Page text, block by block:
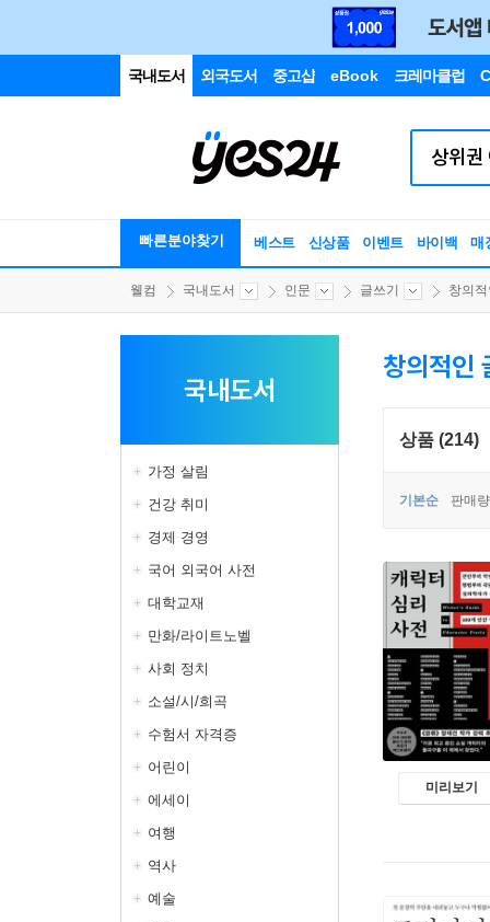
국내도서 외국도서 중고샵 eBook 크레마클럽
빠른분야찾기 베스트 신상품 이벤트 바이백 매
웰컴 국내도서 인문 글쓰기 창의
국내도서
가정 살림
건강 취미
경제 경영
국어 외국어 사전
대학교재
만화/라이트노벨
사회 정치
소설/시/희곡
수험서 자격증
어린이
에세이
여행
역사
예술
창의적인
상품 (214)
기본순 판매
미리보기